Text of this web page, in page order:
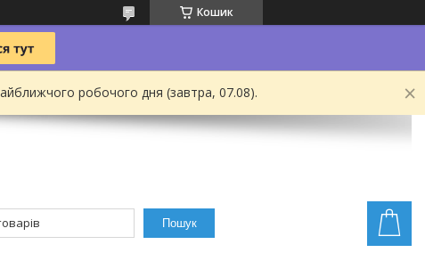
Кошик
робочого дня (завтра, 07.08).
Пошук